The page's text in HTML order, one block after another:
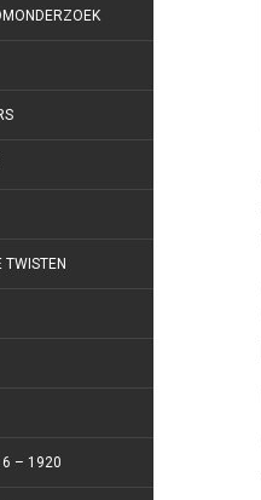
TWISTEN
– 1920